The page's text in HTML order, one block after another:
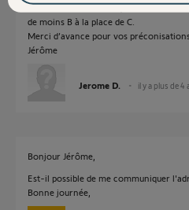
code wifi est le même que l’ancien.
de moins B à la place de C.
Merci d’avance pour vos
Jérôme
Jerome D. il y a plus de 4
Bonjour Jérôme,
Est-il possible de me communiquer
Bonne journée,